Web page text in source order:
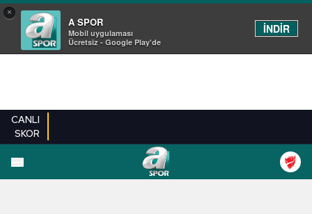
×
A SPOR
Mobil uygulaması
Ücretsiz - Google Play'de
İNDİR
CANLI
SKOR